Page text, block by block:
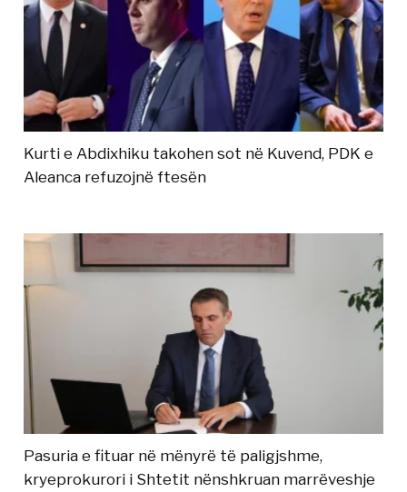
Kurti e Abdixhiku takohen sot në Kuvend, PDK e
Aleanca refuzojnë ftesën
Pasuria e fituar në mënyrë të paligjshme,
kryeprokurori i Shtetit nënshkruan marrëveshje